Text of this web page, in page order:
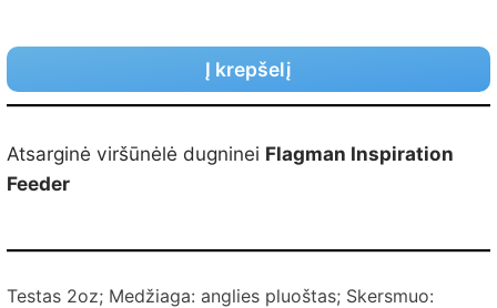
Į krepšelį
Atsarginė viršūnėlė dugninei Flagman Inspiration
Feeder
Testas 2oz; Medžiaga: anglies pluoštas; Skersmuo: